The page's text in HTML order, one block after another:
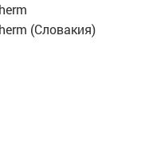
(Словакия)